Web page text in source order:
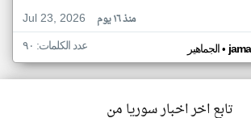
Jul 23, 2026
منذ ١٦ يوم
الجماهير• عدد الكلمات: ٩٠
تابع اخر اخبار سوريا من